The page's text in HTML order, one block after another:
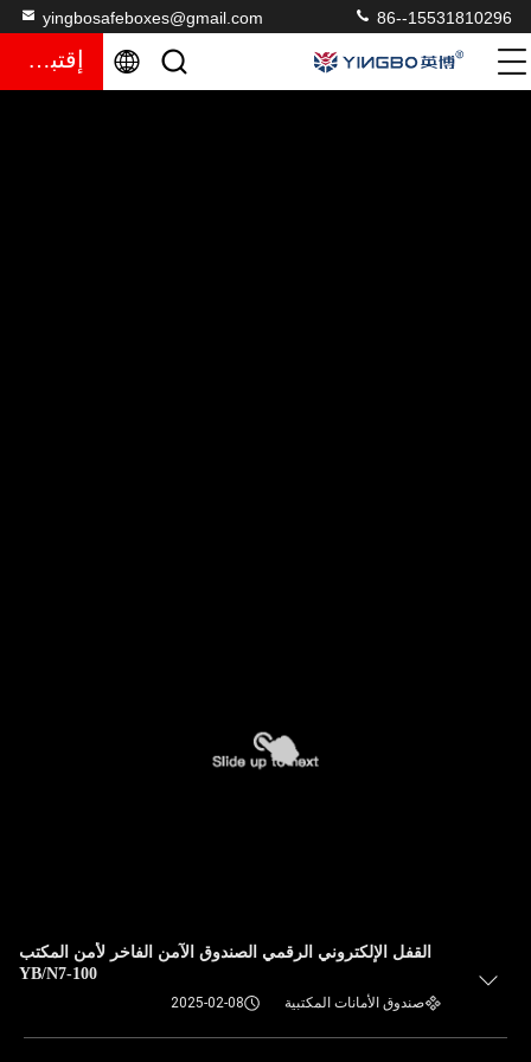
yingbosafeboxes@gmail.com 86--15531810296
إقتباس
القفل الإلكتروني الرقمي الصندوق الآمن الفاخر لأمن المكتب
YB/N7-100
صندوق الأمانات المكتبية 2025-02-08